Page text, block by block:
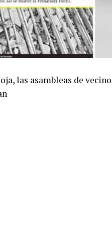
las asambleas de